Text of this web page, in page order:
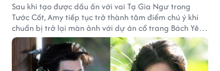
Sau khi tạo được dấu ấn với vai Tạ Gia Ngư trong
Tước Cốt, Amy tiếp tục trở thành tâm điểm chú ý khi
chuẩn bị trở lại màn ảnh với dự án cổ trang Bách Yêu
Phổ.